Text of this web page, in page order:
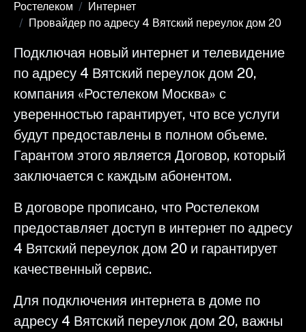
Ростелеком
Интернет
Провайдер по адресу 4 Вятский переулок дом 20
Подключая новый интернет и телевидение
по адресу 4 Вятский переулок дом 20,
компания «Ростелеком Москва» с
уверенностью гарантирует, что все услуги
будут предоставлены в полном объеме.
Гарантом этого является Договор, который
заключается с каждым абонентом.
В договоре прописано, что Ростелеком
предоставляет доступ в интернет по адресу
4 Вятский переулок дом 20 и гарантирует
качественный сервис.
Для подключения интернета в доме по
адресу 4 Вятский переулок дом 20, важны